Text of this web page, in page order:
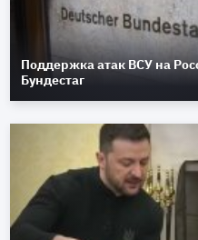
Поддержка атак ВСУ на
Бундестаг